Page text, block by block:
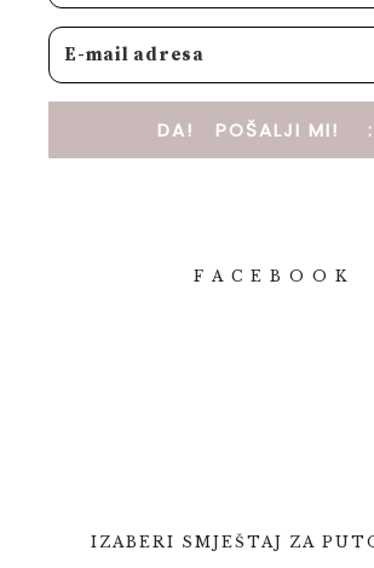
DA! POŠALJI MI!
F A C E B O O K
IZABERI SMJEŠTAJ ZA